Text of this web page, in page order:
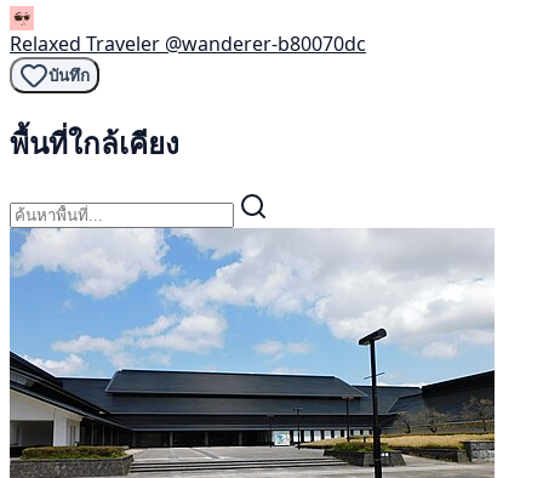
Relaxed Traveler @wanderer-b80070dc
บันทึก
พื้นที่ใกล้เคียง